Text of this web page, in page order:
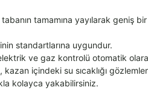
tamamına yayılarak geniş bir
standartlarına uygundur.
ve gaz kontrolü otomatik
içindeki su sıcaklığı
kolayca yakabilirsiniz.